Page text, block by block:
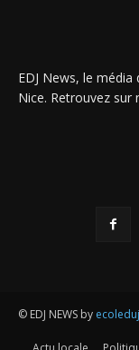
EDJ News, le
Nice. Retrouvez
© EDJ NEWS by